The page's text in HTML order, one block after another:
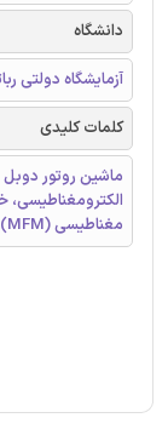
دانشگاه
آزمایشگاه دولتی
کلمات کلیدی
مغناطیسی (MFM)، اتلاف آهنربای دائمی (PM)